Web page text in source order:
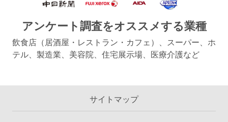
アンケート調査をオススメする業種
飲⾷店（居酒屋・レストラン・カフェ）、スーパー、ホ
テル、製造業、 美容院、住宅展⽰場、医療介護など
サイトマップ